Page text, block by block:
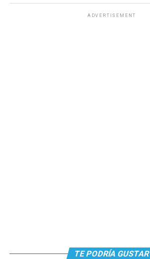
ADVERTISEMENT
TE PODRÍA GUSTAR